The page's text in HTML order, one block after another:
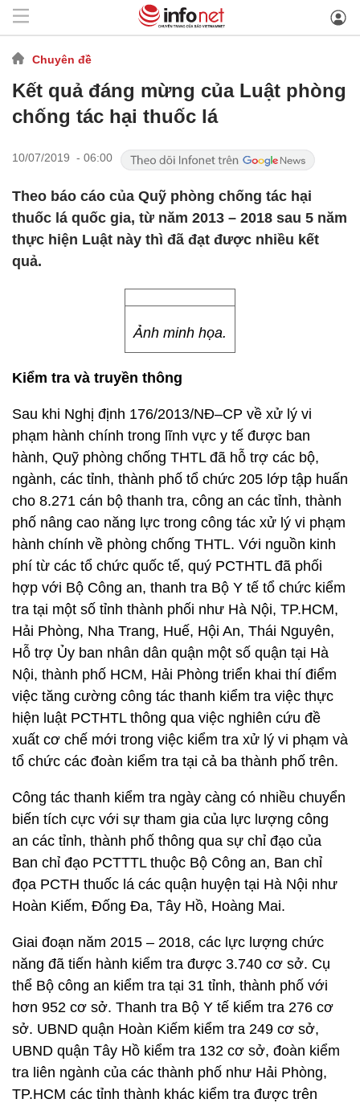
Chuyên đề
Kết quả đáng mừng của Luật phòng
chống tác hại thuốc lá
10/07/2019 - 06:00
Theo báo cáo của Quỹ phòng chống tác hại
thuốc lá quốc gia, từ năm 2013 – 2018 sau 5 năm
thực hiện Luật này thì đã đạt được nhiều kết
quả.
Ảnh minh họa.
Kiểm tra và truyền thông
Sau khi Nghị định 176/2013/NĐ–CP về xử lý vi
phạm hành chính trong lĩnh vực y tế được ban
hành, Quỹ phòng chống THTL đã hỗ trợ các bộ,
ngành, các tỉnh, thành phố tổ chức 205 lớp tập huấn
cho 8.271 cán bộ thanh tra, công an các tỉnh, thành
phố nâng cao năng lực trong công tác xử lý vi phạm
hành chính về phòng chống THTL. Với nguồn kinh
phí từ các tổ chức quốc tế, quý PCTHTL đã phối
hợp với Bộ Công an, thanh tra Bộ Y tế tổ chức kiểm
tra tại một số tỉnh thành phối như Hà Nội, TP.HCM,
Hải Phòng, Nha Trang, Huế, Hội An, Thái Nguyên,
Hỗ trợ Ủy ban nhân dân quận một số quận tại Hà
Nội, thành phố HCM, Hải Phòng triển khai thí điểm
việc tăng cường công tác thanh kiểm tra việc thực
hiện luật PCTHTL thông qua việc nghiên cứu đề
xuất cơ chế mới trong việc kiểm tra xử lý vi phạm và
tổ chức các đoàn kiểm tra tại cả ba thành phố trên.
Công tác thanh kiểm tra ngày càng có nhiều chuyển
biến tích cực với sự tham gia của lực lượng công
an các tỉnh, thành phố thông qua sự chỉ đạo của
Ban chỉ đạo PCTTTL thuộc Bộ Công an, Ban chỉ
đọa PCTH thuốc lá các quận huyện tại Hà Nội như
Hoàn Kiếm, Đống Đa, Tây Hồ, Hoàng Mai.
Giai đoạn năm 2015 – 2018, các lực lượng chức
năng đã tiến hành kiểm tra được 3.740 cơ sở. Cụ
thể Bộ công an kiểm tra tại 31 tỉnh, thành phố với
hơn 952 cơ sở. Thanh tra Bộ Y tế kiểm tra 276 cơ
sở. UBND quận Hoàn Kiếm kiểm tra 249 cơ sở,
UBND quận Tây Hồ kiểm tra 132 cơ sở, đoàn kiểm
tra liên ngành của các thành phố như Hải Phòng,
TP.HCM các tỉnh thành khác kiểm tra được trên